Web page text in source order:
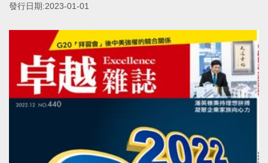
發行日期:2023-01-01